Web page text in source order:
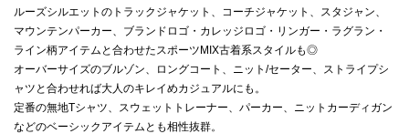
ルーズシルエットのトラックジャケット、コーチジャケット、スタジャン、
マウンテンパーカー、ブランドロゴ・カレッジロゴ・リンガー・ラグラン・
ライン柄アイテムと合わせたスポーツMIX古着系スタイルも◎
オーバーサイズのブルゾン、ロングコート、ニット/セーター、ストライプシ
ャツと合わせれば大人のキレイめカジュアルにも。
定番の無地Tシャツ、スウェットトレーナー、パーカー、ニットカーディガン
などのベーシックアイテムとも相性抜群。